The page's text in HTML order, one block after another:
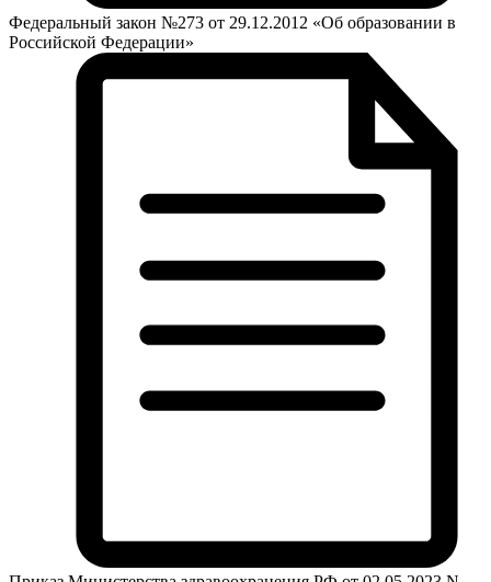
Федеральный закон №273 от 29.12.2012 «Об образовании в
Российской Федерации»